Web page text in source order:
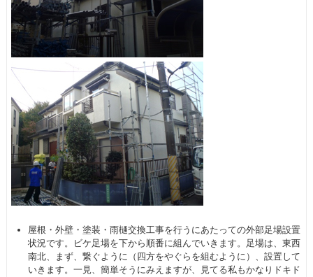
屋根・外壁・塗装・雨樋交換工事を行うにあたっての外部足場設置
状況です。ビケ足場を下から順番に組んでいきます。足場は、東西
南北、まず、繋ぐように（四方をやぐらを組むように）、設置して
いきます。一見、簡単そうにみえますが、見てる私もかなりドキド